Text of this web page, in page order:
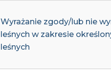
Wyrażanie zgody/lub nie
leśnych w zakresie
leśnych